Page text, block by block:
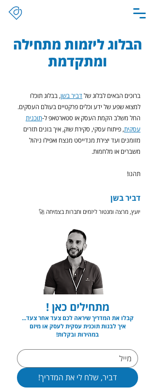
הבלוג ליזמות מתחילה
ומתקדמת
ברוכים הבאים לבלוג שלדביר בשן, בבלוג תוכלו
למצוא שפע של ידע וכלים פרקטיים בעולם העסקים.
החל משלב הקמת העסק או סטארטאפ ל-תוכנית
עסקית, פיתוח עסקי, סקירת שוק, איך בונים תזרים
מזומנים ועד יצירת מנדייסט מנצח ואפילו ניהול
משברים או מלחמות.
תהנו!
דביר בשן
יועץ, מרצה ומנטור ליזמים וחברות בצמיחה 🚀
מתחילים כאן !
קבלו את המדריך שיראה לכם צעד אחר צעד...
איך לבנות תוכנית עסקית לעסק או מיזם
במהירות ובקלות!
דביר, שלח לי את המדריך!